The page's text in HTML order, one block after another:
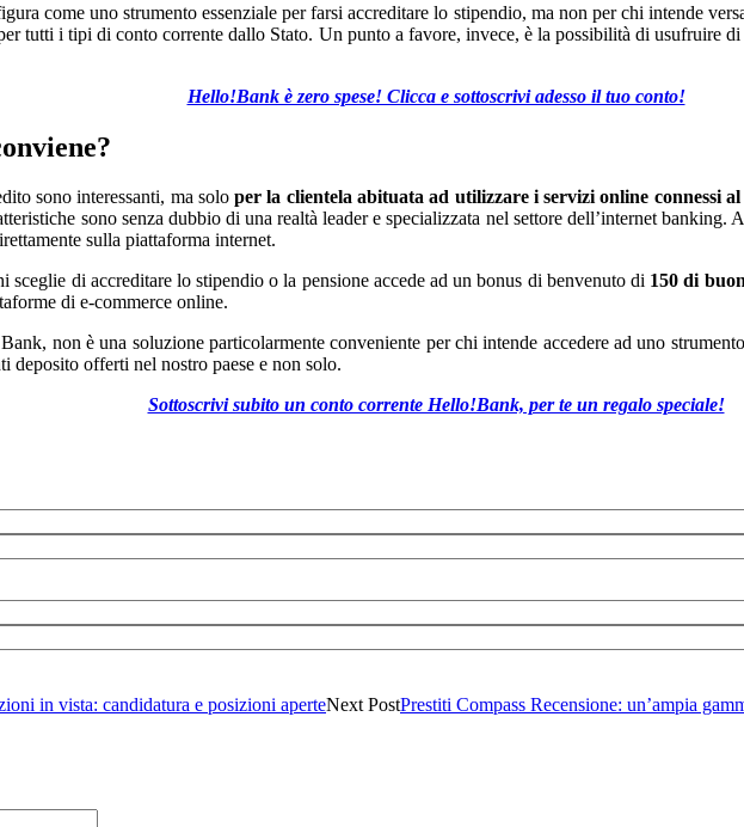
come uno strumento essenziale per farsi accreditare lo stipendio, ma non per chi intende
tutti i tipi di conto corrente dallo Stato. Un punto a favore, invece, è la possibilità di usufruire
Hello!Bank è zero spese! Clicca e sottoscrivi adesso il tuo conto!
sono interessanti, ma soloper la clientela abituata ad utilizzare i servizi online connessi al
sono senza dubbio di una realtà leader e specializzata nel settore dell’internet banking.
sulla piattaforma internet.
sceglie di accreditare lo stipendio o la pensione accede ad un bonus di benvenuto di 150 di
di e-commerce online.
non è una soluzione particolarmente conveniente per chi intende accedere ad uno
offerti nel nostro paese e non solo.
Sottoscrivi subito un conto corrente Hello!Bank, per te un regalo speciale!
in vista: candidatura e posizioni aperteNext PostPrestiti Compass Recensione: un’ampia